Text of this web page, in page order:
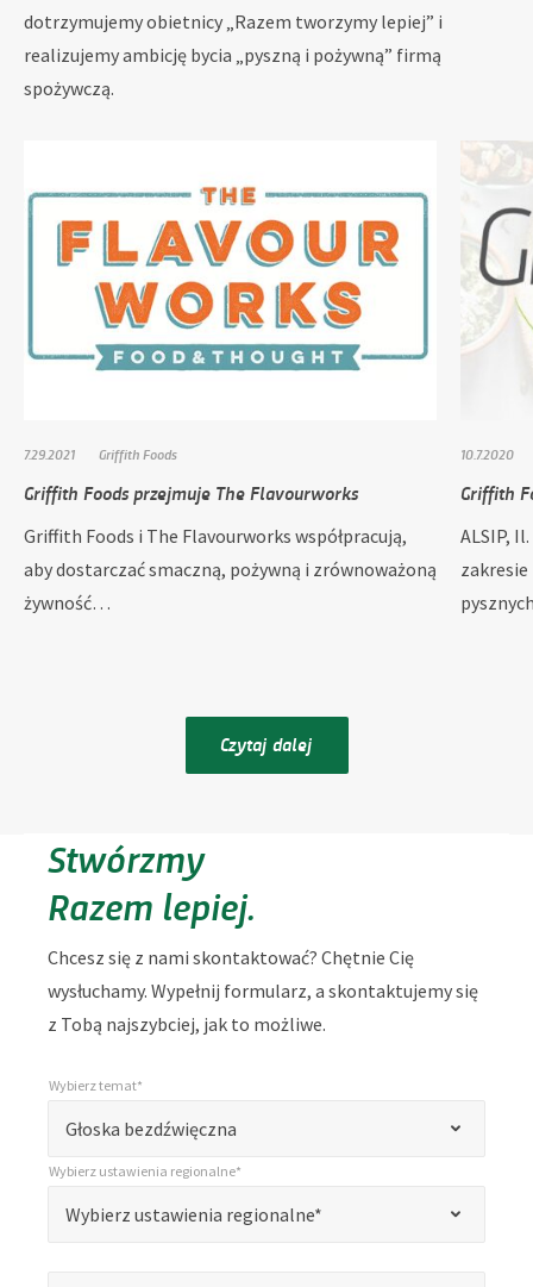
dotrzymujemy obietnicy „Razem tworzymy lepiej” i
realizujemy ambicję bycia „pyszną i pożywną” firmą
spożywczą.
7.29.2021 Griffith Foods
Griffith Foods przejmuje The Flavourworks
Griffith Foods i The Flavourworks współpracują,
aby dostarczać smaczną, pożywną i zrównoważoną
żywność…
10.7.2020
Griffith
ALSIP,
Czytaj dalej
Stwórzmy
Razem lepiej.
Chcesz się z nami skontaktować? Chętnie Cię
wysłuchamy. Wypełnij formularz, a skontaktujemy się
z Tobą najszybciej, jak to możliwe.
”
oznacza
Głoska bezdźwięczna
Wybierz temat*
Wybierz ustawienia regionalne*
Wybierz ustawienia regionalne*